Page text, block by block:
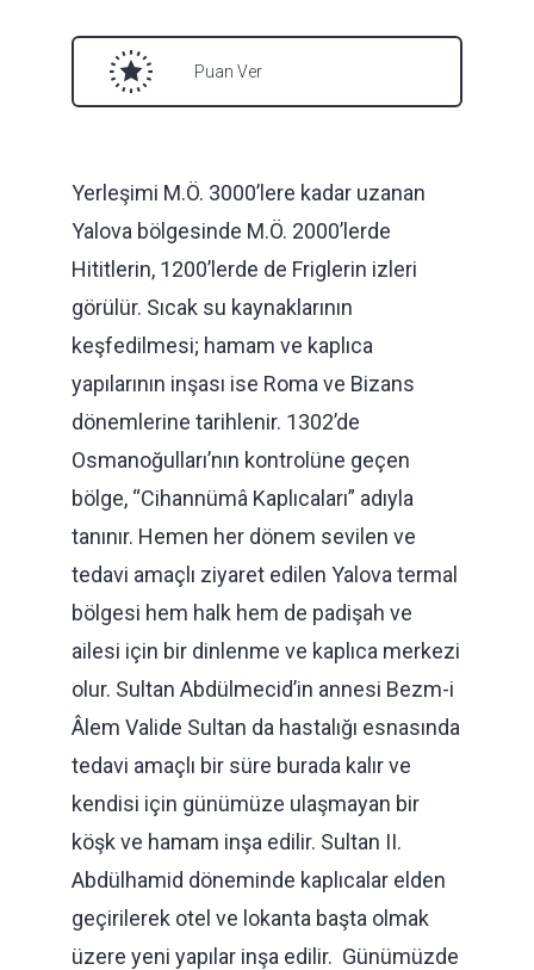
Yerleşimi M.Ö. 3000’lere kadar uzanan
Yalova bölgesinde M.Ö. 2000’lerde
Hititlerin, 1200’lerde de Friglerin izleri
görülür. Sıcak su kaynaklarının
keşfedilmesi; hamam ve kaplıca
yapılarının inşası ise Roma ve Bizans
dönemlerine tarihlenir. 1302’de
Osmanoğulları’nın kontrolüne geçen
bölge, “Cihannümâ Kaplıcaları” adıyla
tanınır. Hemen her dönem sevilen ve
tedavi amaçlı ziyaret edilen Yalova termal
bölgesi hem halk hem de padişah ve
ailesi için bir dinlenme ve kaplıca merkezi
olur. Sultan Abdülmecid’in annesi Bezm-i
Âlem Valide Sultan da hastalığı esnasında
tedavi amaçlı bir süre burada kalır ve
kendisi için günümüze ulaşmayan bir
köşk ve hamam inşa edilir. Sultan II.
Abdülhamid döneminde kaplıcalar elden
geçirilerek otel ve lokanta başta olmak
üzere yeni yapılar inşa edilir. Günümüzde
Puan Ver